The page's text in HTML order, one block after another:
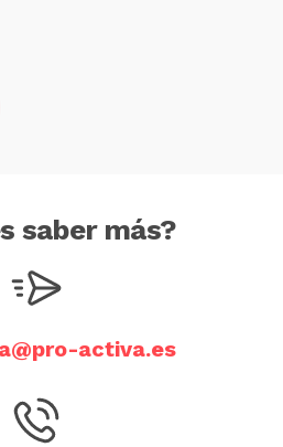
saber más?
activa.es